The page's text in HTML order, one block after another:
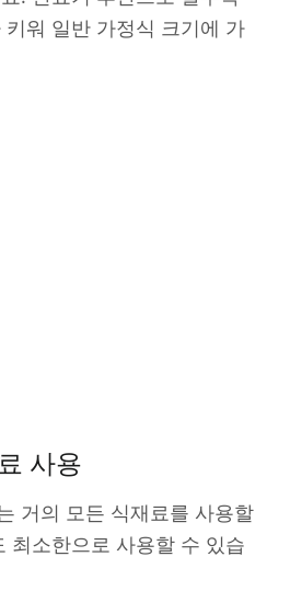
워 일반 가정식 크기에 가
사용
거의 모든 식재료를 사용할
최소한으로 사용할 수 있습